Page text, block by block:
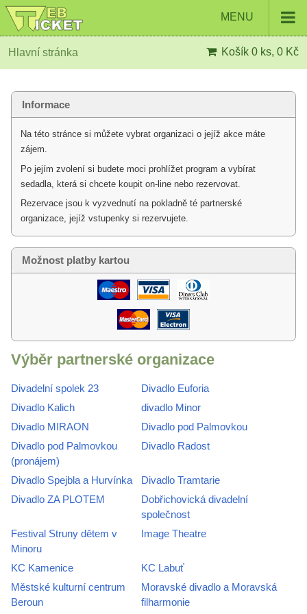
MENU
Hlavní stránka Košík 0 ks, 0 Kč
Informace
Na této stránce si můžete vybrat organizaci o jejíž akce máte
zájem.
Po jejím zvolení si budete moci prohlížet program a vybírat
sedadla, která si chcete koupit on-line nebo rezervovat.
Rezervace jsou k vyzvednutí na pokladně té partnerské
organizace, jejíž vstupenky si rezervujete.
Možnost platby kartou
Výběr partnerské organizace
Divadelní spolek 23
Divadlo Euforia
Divadlo Kalich
divadlo Minor
Divadlo MIRAON
Divadlo pod Palmovkou
Divadlo pod Palmovkou
(pronájem)
Divadlo Radost
Divadlo Spejbla a Hurvínka
Divadlo Tramtarie
Divadlo ZA PLOTEM
Dobřichovická divadelní
společnost
Festival Struny dětem v
Minoru
Image Theatre
KC Kamenice
KC Labuť
Městské kulturní centrum
Beroun
Moravské divadlo a Moravská
filharmonie